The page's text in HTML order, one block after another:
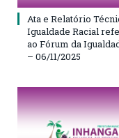
Ata e Relatório
Igualdade Racial
ao Fórum da
– 06/11/2025